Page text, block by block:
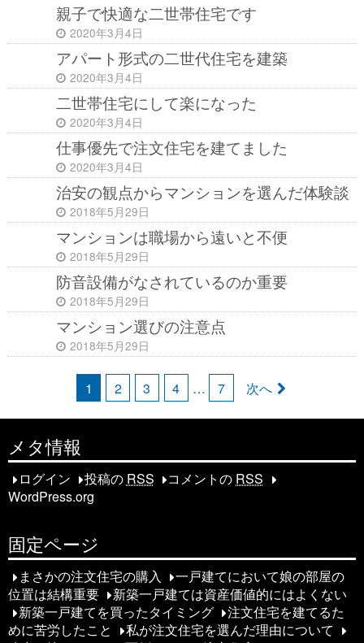
親子で快適な二世帯住宅です
2020年3月4日
アパート形式の二世代住宅を建築
2020年3月4日
二世帯住宅にして楽になった
2020年3月4日
仕事優先で注文住宅を建てました
2020年3月4日
治安の観点からマンションを選んだ体験談
2018年5月29日
マンションは職場から遠いと不便
2018年5月29日
防音設備がなされているのか重要
2018年5月29日
マンション選びの注意点
2018年5月29日
稿
ナ
ビ
ゲ
ー
シ
ョ
1 2 3 4 … 7 次へ
メタ情報
ログイン 投稿の RSS コメントの RSS
WordPress.org
固定ページ
まさかの注文住宅の購入
一戸建てにおいて娘の部屋の
位置は結構重要
新築一戸建ては資産価値的にはよくない
新築一戸建てを買ったタイミング
注文住宅を建てるた
めに苦労したこと
私が注文住宅を選んだ理由について